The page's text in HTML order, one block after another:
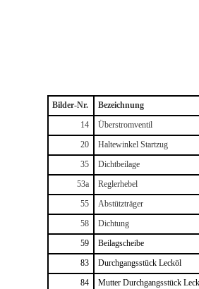
Bilder-Nr.
Bezeichnung
14
Überstromventil
20
Haltewinkel Startzug
35
Dichtbeilage
53a
Reglerhebel
55
Abstützträger
58
Dichtung
59
Beilagscheibe
83
Durchgangsstück Lecköl
84
Mutter Durchgangsstück